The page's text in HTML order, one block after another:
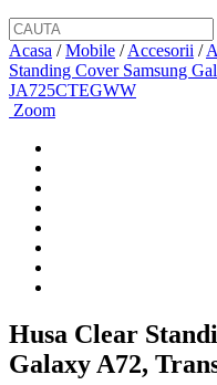
Acasa /Mobile /Accesorii /
Standing Cover Samsung
JA725CTEGWW
Zoom
Husa Clear
Galaxy A72,